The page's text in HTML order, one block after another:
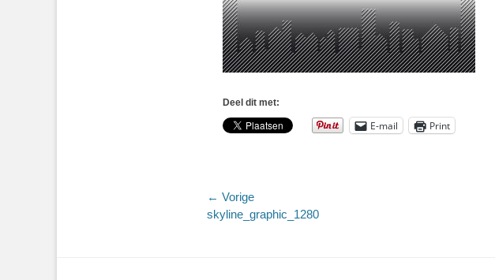
Deel dit met:
E-mail Print
Bericht
navigatie
← Vorige
Vorig
skyline_graphic_1280